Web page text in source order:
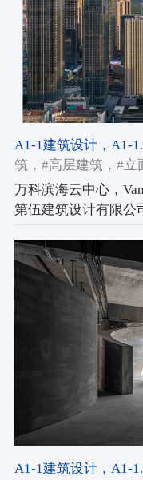
A1-1建筑设计，A1-
筑，#高层建筑，#立
万科滨海云中心，
第伍建筑设计有限公
A1-1建筑设计，A1-